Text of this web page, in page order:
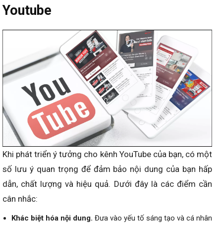
Youtube
Khi phát triển ý tưởng cho kênh YouTube của bạn, có một
số lưu ý quan trọng để đảm bảo nội dung của bạn hấp
dẫn, chất lượng và hiệu quả. Dưới đây là các điểm cần
cân nhắc:
Khác biệt hóa nội dung. Đưa vào yếu tố sáng tạo và cá nhân